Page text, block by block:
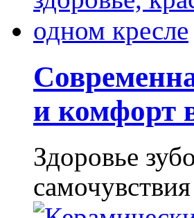
и комфорт
Здоровье